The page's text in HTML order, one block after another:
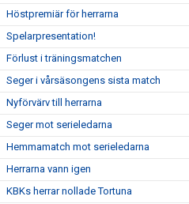
Höstpremiär för herrarna
Spelarpresentation!
Förlust i träningsmatchen
Seger i vårsäsongens sista match
Nyförvärv till herrarna
Seger mot serieledarna
Hemmamatch mot serieledarna
Herrarna vann igen
KBKs herrar nollade Tortuna